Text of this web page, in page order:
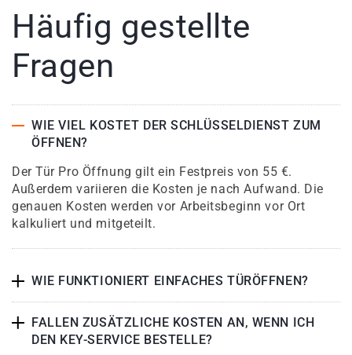
Häufig gestellte
Fragen
WIE VIEL KOSTET DER SCHLÜSSELDIENST ZUM
ÖFFNEN?
Der Tür Pro Öffnung gilt ein Festpreis von 55 €.
Außerdem variieren die Kosten je nach Aufwand. Die
genauen Kosten werden vor Arbeitsbeginn vor Ort
kalkuliert und mitgeteilt.
WIE FUNKTIONIERT EINFACHES TÜRÖFFNEN?
FALLEN ZUSÄTZLICHE KOSTEN AN, WENN ICH
DEN KEY-SERVICE BESTELLE?